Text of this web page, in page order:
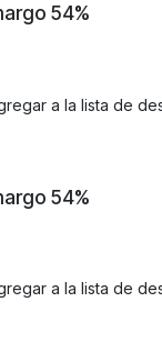
54%
a la lista de
54%
a la lista de